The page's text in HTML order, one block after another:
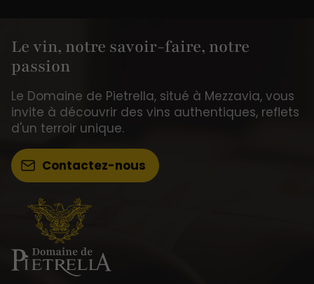
Le vin, notre savoir-faire, notre
passion
Le Domaine de Pietrella, situé à Mezzavia, vous
invite à découvrir des vins authentiques, reflets
d'un terroir unique.
Contactez-nous